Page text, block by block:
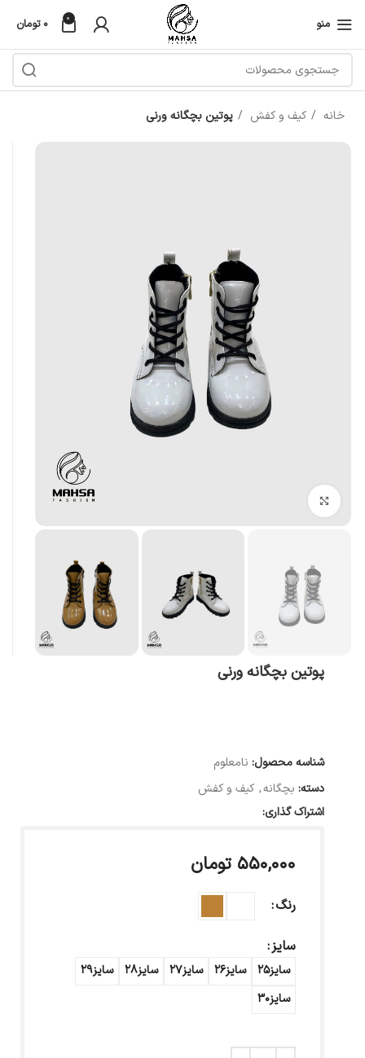
منو 0 ۰ تومان
خانه کیف و کفش پوتین بچگانه ورنی
پوتین بچگانه ورنی
شناسه محصول: نامعلوم
دسته: بچگانه, کیف و کفش
اشتراک گذاری:
۵۵۰,۰۰۰ تومان
رنگ
سایز
سایز25 سایز26 سایز27 سایز28
سایز29
سایز30